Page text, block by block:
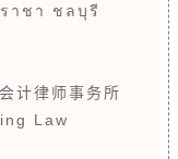
าชา ชลบุรี
计律师事务所
Law